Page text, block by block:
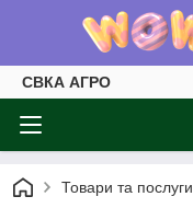
СВКА АГРО
Товари та послуги